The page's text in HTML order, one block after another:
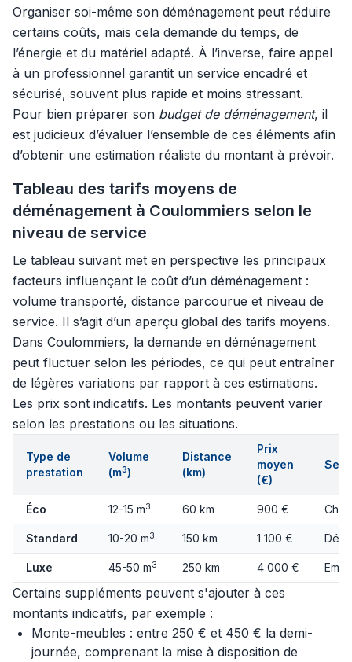
Organiser soi-même son déménagement peut réduire
certains coûts, mais cela demande du temps, de
l’énergie et du matériel adapté. À l’inverse, faire appel
à un professionnel garantit un service encadré et
sécurisé, souvent plus rapide et moins stressant.
Pour bien préparer son budget de déménagement, il
est judicieux d’évaluer l’ensemble de ces éléments afin
d’obtenir une estimation réaliste du montant à prévoir.
Tableau des tarifs moyens de
déménagement à Coulommiers selon le
niveau de service
Le tableau suivant met en perspective les principaux
facteurs influençant le coût d’un déménagement :
volume transporté, distance parcourue et niveau de
service. Il s’agit d’un aperçu global des tarifs moyens.
Dans Coulommiers, la demande en déménagement
peut fluctuer selon les périodes, ce qui peut entraîner
de légères variations par rapport à ces estimations.
Les prix sont indicatifs. Les montants peuvent varier
selon les prestations ou les situations.
Type de
prestation
Volume
(m3)
Distance
(km)
Prix
moyen
(€)
Éco 12-15 m3 60 km 900 €
Standard 10-20 m3 150 km 1 100 €
Luxe 45-50 m3 250 km 4 000 €
Certains suppléments peuvent s'ajouter à ces
montants indicatifs, par exemple :
Monte-meubles : entre 250 € et 450 € la demi-
journée, comprenant la mise à disposition de